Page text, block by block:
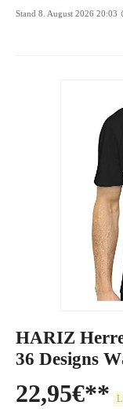
Stand 8. August 2026 20:03
HARIZ
36 Designs
Bist
22,95€